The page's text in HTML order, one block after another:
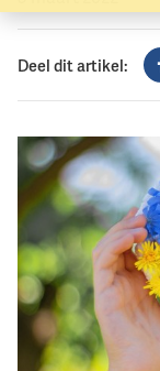
Deel dit artikel: